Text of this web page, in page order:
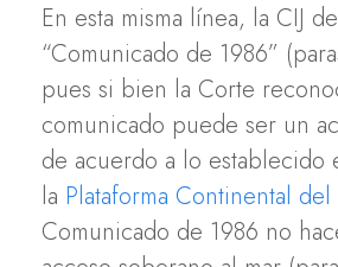
En esta misma línea, la CIJ
“Comunicado de 1986”
pues si bien la Corte
comunicado puede ser un
de acuerdo a lo establecido
la Plataforma Continental
Comunicado de 1986 no